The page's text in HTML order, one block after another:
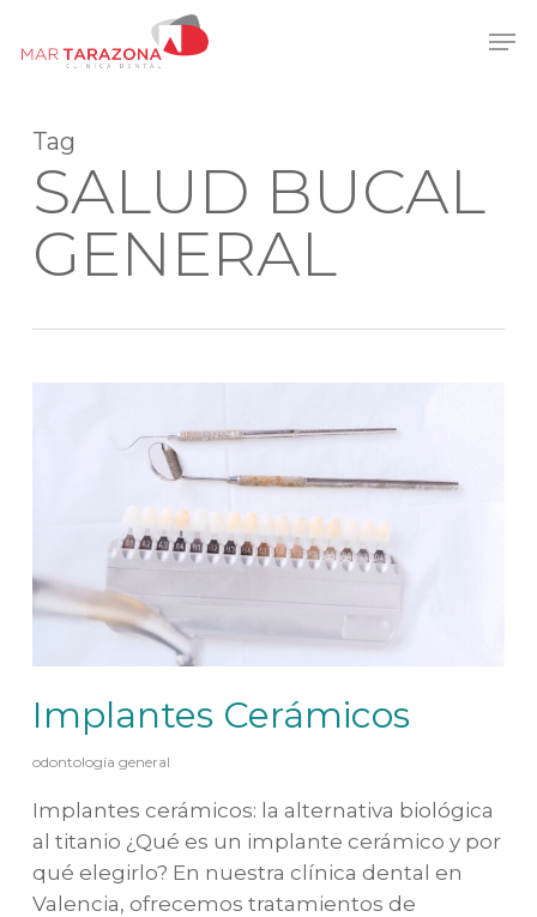
Tag
SALUD BUCAL
GENERAL
Implantes Cerámicos
odontología general
Implantes cerámicos: la alternativa biológica
al titanio ¿Qué es un implante cerámico y por
qué elegirlo? En nuestra clínica dental en
Valencia, ofrecemos tratamientos de